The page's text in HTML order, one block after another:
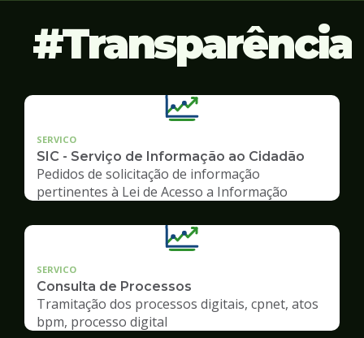
Transparência
SERVICO
SIC - Serviço de Informação ao Cidadão
Pedidos de solicitação de informação
pertinentes à Lei de Acesso a Informação
SERVICO
Consulta de Processos
Tramitação dos processos digitais, cpnet, atos
bpm, processo digital